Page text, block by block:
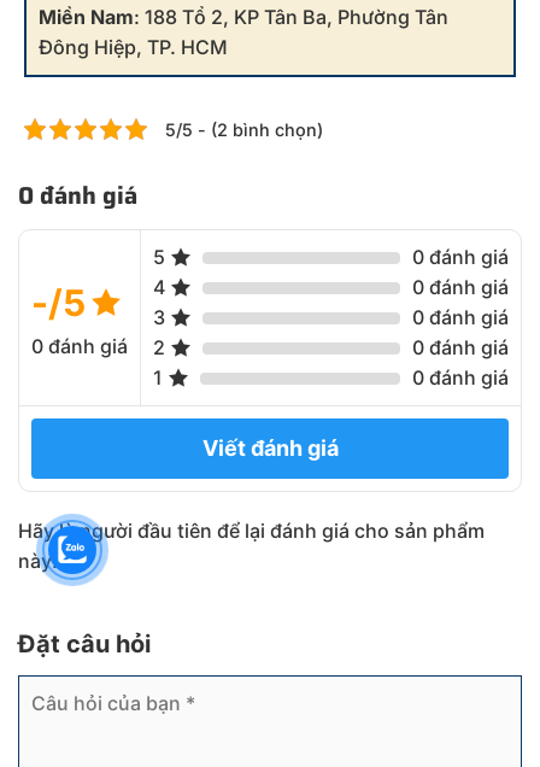
Miền Nam: 188 Tổ 2, KP Tân Ba, Phường Tân
Đông Hiệp, TP. HCM
5/5 - (2 bình chọn)
0 đánh giá
-/5
0 đánh giá
5
0 đánh giá
4
0 đánh giá
3
0 đánh giá
2
0 đánh giá
1
0 đánh giá
Viết đánh giá
Hãy là người đầu tiên để lại đánh giá cho sản phẩm
này!
Đặt câu hỏi